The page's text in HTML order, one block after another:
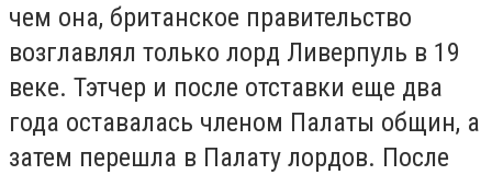
чем она, британское правительство
возглавлял только лорд Ливерпуль в 19
веке. Тэтчер и после отставки еще два
года оставалась членом Палаты общин, а
затем перешла в Палату лордов. После